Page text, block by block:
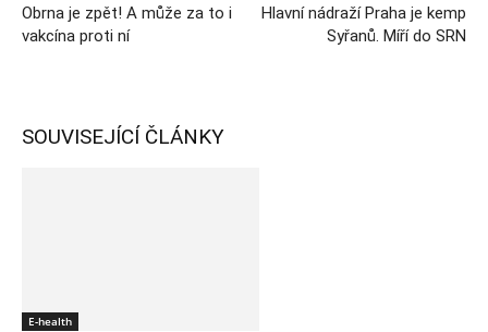
Obrna je zpět! A může za to i
vakcína proti ní
Hlavní nádraží Praha je kemp
Syřanů. Míří do SRN
SOUVISEJÍCÍ ČLÁNKY
E-health